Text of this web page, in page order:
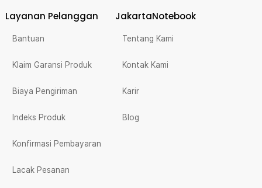
Layanan Pelanggan
Bantuan
Klaim Garansi Produk
Biaya Pengiriman
Indeks Produk
Konfirmasi Pembayaran
Lacak Pesanan
JakartaNotebook
Tentang Kami
Kontak Kami
Karir
Blog